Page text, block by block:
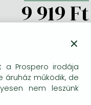
9 919 Ft
még
Ha nem talál
×
a Prospero irodája
áruház működik, de
nem leszünk